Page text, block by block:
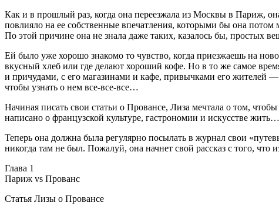
Как и в прошлый раз, когда она переезжала из Москвы в Париж,
повлияло на ее собственные впечатления, которыми бы она потом
По этой причине она не знала даже таких, казалось бы, простых
Ей было уже хорошо знакомо то чувство, когда приезжаешь на
вкусный хлеб или где делают хороший кофе. Но в то же самое
и причудами, с его магазинами и кафе, привычками его жителей
чтобы узнать о нем все-все-все…
Начиная писать свои статьи о Провансе, Лиза мечтала о том,
написано о французской культуре, гастрономии и искусстве жить…
Теперь она должна была регулярно посылать в журнал свои
никогда там не был. Пожалуй, она начнет свой рассказ с того,
Глава 1
Париж vs Прованс
Статья Лизы о Провансе